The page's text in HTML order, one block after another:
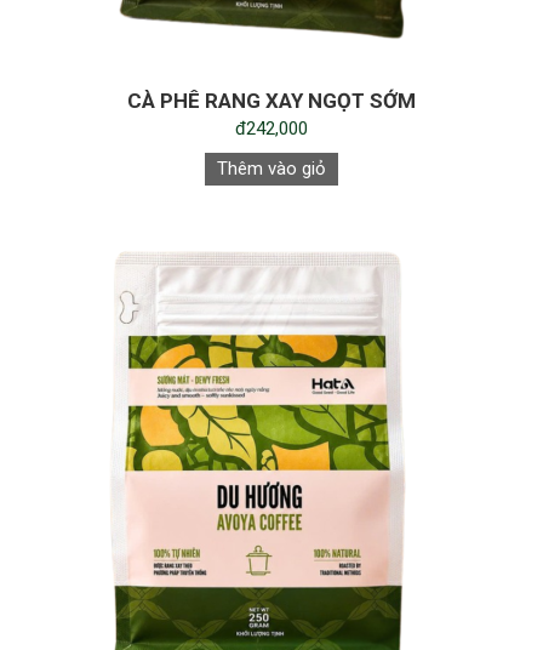
CÀ PHÊ RANG XAY NGỌT SỚM
đ242,000
Thêm vào giỏ